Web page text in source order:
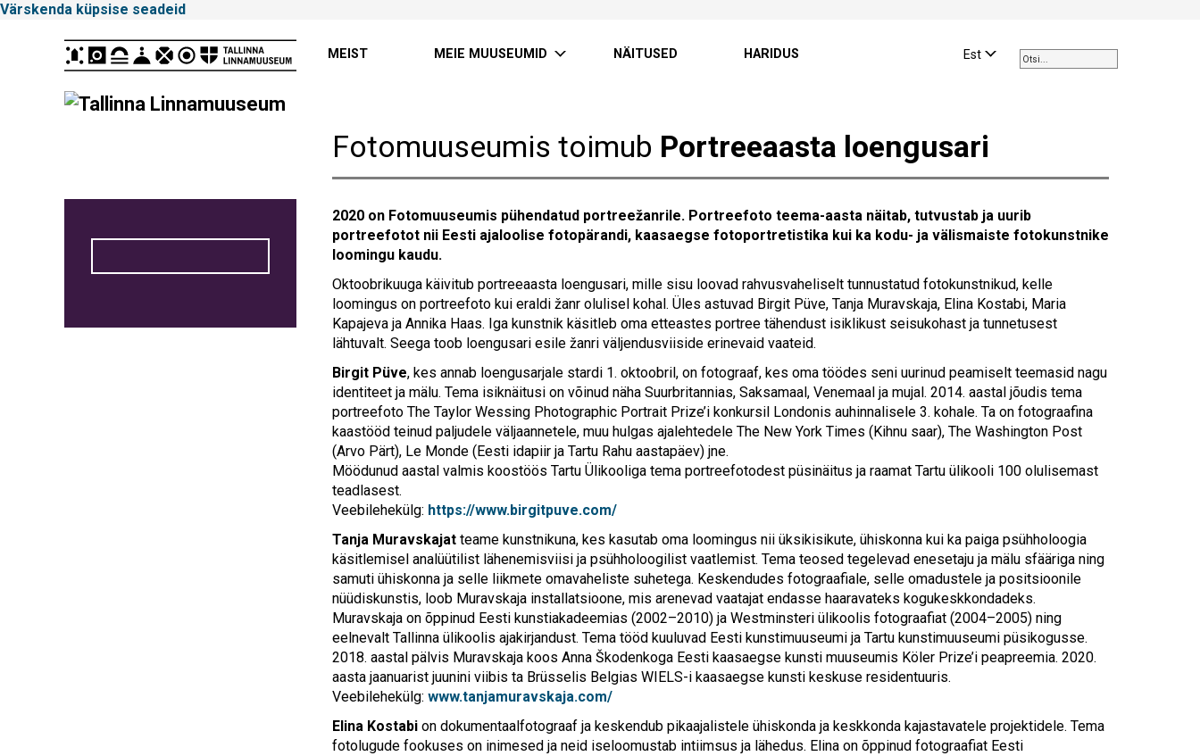
Värskenda küpsise seadeid
the
up
a
enter
result.
Touch
device
users
use
swipe
gestures.
Est
MEIST MEIE MUUSEUMID NÄITUSED HARIDUS
Fotomuuseumis toimub Portreeaasta loengusari
2020 on Fotomuuseumis pühendatud portreežanrile. Portreefoto teema-aasta näitab, tutvustab ja uurib
portreefotot nii Eesti ajaloolise fotopärandi, kaasaegse fotoportretistika kui ka kodu- ja välismaiste fotokunstnike
loomingu kaudu.
Oktoobrikuuga käivitub portreeaasta loengusari, mille sisu loovad rahvusvaheliselt tunnustatud fotokunstnikud, kelle
loomingus on portreefoto kui eraldi žanr olulisel kohal. Üles astuvad Birgit Püve, Tanja Muravskaja, Elina Kostabi, Maria
Kapajeva ja Annika Haas. Iga kunstnik käsitleb oma etteastes portree tähendust isiklikust seisukohast ja tunnetusest
lähtuvalt. Seega toob loengusari esile žanri väljendusviiside erinevaid vaateid.
Birgit Püve, kes annab loengusarjale stardi 1. oktoobril, on fotograaf, kes oma töödes seni uurinud peamiselt teemasid nagu
identiteet ja mälu. Tema isiknäitusi on võinud näha Suurbritannias, Saksamaal, Venemaal ja mujal. 2014. aastal jõudis tema
portreefoto The Taylor Wessing Photographic Portrait Prize’i konkursil Londonis auhinnalisele 3. kohale. Ta on fotograafina
kaastööd teinud paljudele väljaannetele, muu hulgas ajalehtedele The New York Times (Kihnu saar), The Washington Post
(Arvo Pärt), Le Monde (Eesti idapiir ja Tartu Rahu aastapäev) jne.
Möödunud aastal valmis koostöös Tartu Ülikooliga tema portreefotodest püsinäitus ja raamat Tartu ülikooli 100 olulisemast
teadlasest.
Veebilehekülg: https://www.birgitpuve.com/
Tanja Muravskajat teame kunstnikuna, kes kasutab oma loomingus nii üksikisikute, ühiskonna kui ka paiga psühholoogia
käsitlemisel analüütilist lähenemisviisi ja psühholoogilist vaatlemist. Tema teosed tegelevad enesetaju ja mälu sfääriga ning
samuti ühiskonna ja selle liikmete omavaheliste suhetega. Keskendudes fotograafiale, selle omadustele ja positsioonile
nüüdiskunstis, loob Muravskaja installatsioone, mis arenevad vaatajat endasse haaravateks kogukeskkondadeks.
Muravskaja on õppinud Eesti kunstiakadeemias (2002–2010) ja Westminsteri ülikoolis fotograafiat (2004–2005) ning
eelnevalt Tallinna ülikoolis ajakirjandust. Tema tööd kuuluvad Eesti kunstimuuseumi ja Tartu kunstimuuseumi püsikogusse.
2018. aastal pälvis Muravskaja koos Anna Škodenkoga Eesti kaasaegse kunsti muuseumis Köler Prize’i peapreemia. 2020.
aasta jaanuarist juunini viibis ta Brüsselis Belgias WIELS-i kaasaegse kunsti keskuse residentuuris.
Veebilehekülg: www.tanjamuravskaja.com/
Elina Kostabi on dokumentaalfotograaf ja keskendub pikaajalistele ühiskonda ja keskkonda kajastavatele projektidele. Tema
fotolugude fookuses on inimesed ja neid iseloomustab intiimsus ja lähedus. Elina on õppinud fotograafiat Eesti